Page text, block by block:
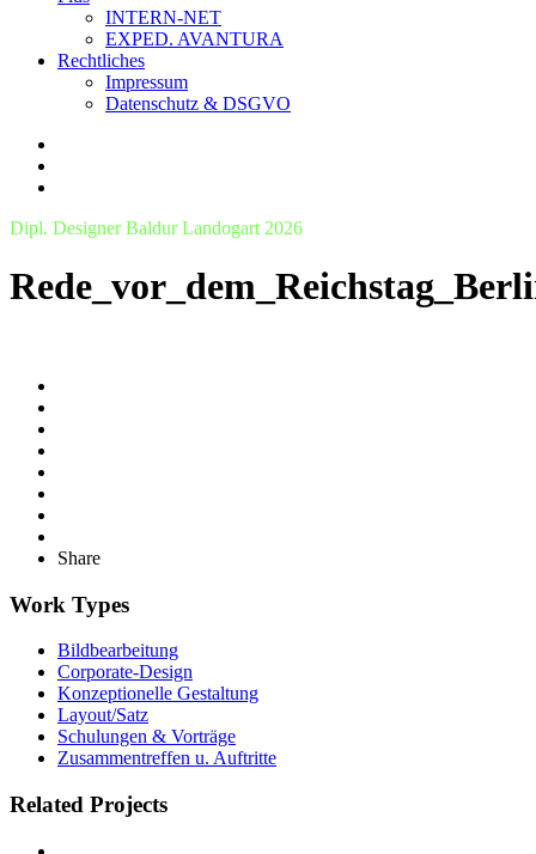
INTERN-NET
EXPED. AVANTURA
Rechtliches
Impressum
Datenschutz & DSGVO
Dipl. Designer Baldur Landogart 2026
Share
Work Types
Bildbearbeitung
Corporate-Design
Konzeptionelle Gestaltung
Layout/Satz
Schulungen & Vorträge
Zusammentreffen u. Auftritte
Related Projects